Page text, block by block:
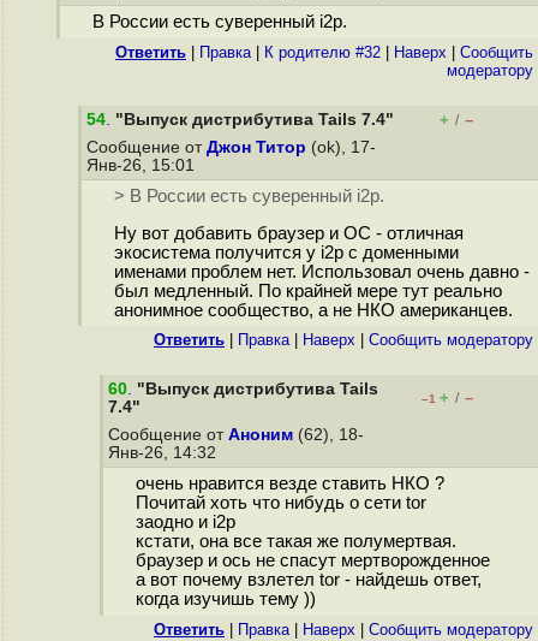
В России есть суверенный i2p.
Ответить Правка| К родителю #32 Наверх
Cообщить
модератору
54. "Выпуск дистрибутива Tails 7.4" + / –
Сообщение от Джон Титор (ok), 17-
Янв-26, 15:01
> В России есть суверенный i2p.
Ну вот добавить браузер и ОС - отличная
экосистема получится у i2p с доменными
именами проблем нет. Использовал очень давно -
был медленный. По крайней мере тут реально
анонимное сообщество, а не НКО американцев.
Ответить Правка| Наверх Cообщить модератору
60. "Выпуск дистрибутива Tails
7.4"
–1 + / –
Сообщение от Аноним (62), 18-
Янв-26, 14:32
очень нравится везде ставить НКО ?
Почитай хоть что нибудь о сети tor
заодно и i2p
кстати, она все такая же полумертвая.
браузер и ось не спасут мертворожденное
а вот почему взлетел tor - найдешь ответ,
когда изучишь тему ))
Ответить Правка| Наверх Cообщить модератору